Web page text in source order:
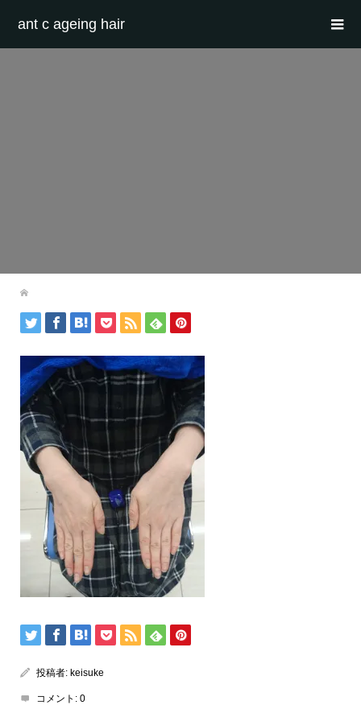
ant c ageing hair
投稿者: keisuke
コメント: 0